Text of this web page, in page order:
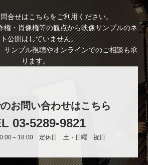
合せはこちらをご利用ください。
権・肖像権等の観点から映像サンプルのネ
公開はしていません。
サンプル視聴やオンラインでのご相談も承
ります。
お問い合わせはこちら
03-5289-9821
～18:00 定休日 土・日曜 祝日